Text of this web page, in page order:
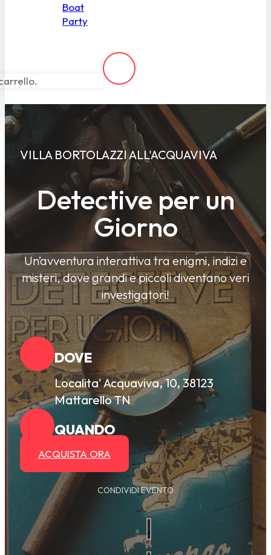
Boat
Party
VILLA BORTOLAZZI ALL'ACQUAVIVA
Detective per un
Giorno
Un’avventura interattiva tra enigmi, indizi e
misteri, dove grandi e piccoli diventano veri
investigatori!
DOVE
Localita' Acquaviva, 10, 38123
Mattarello TN
QUANDO
ACQUISTA ORA
CONDIVIDI EVENTO